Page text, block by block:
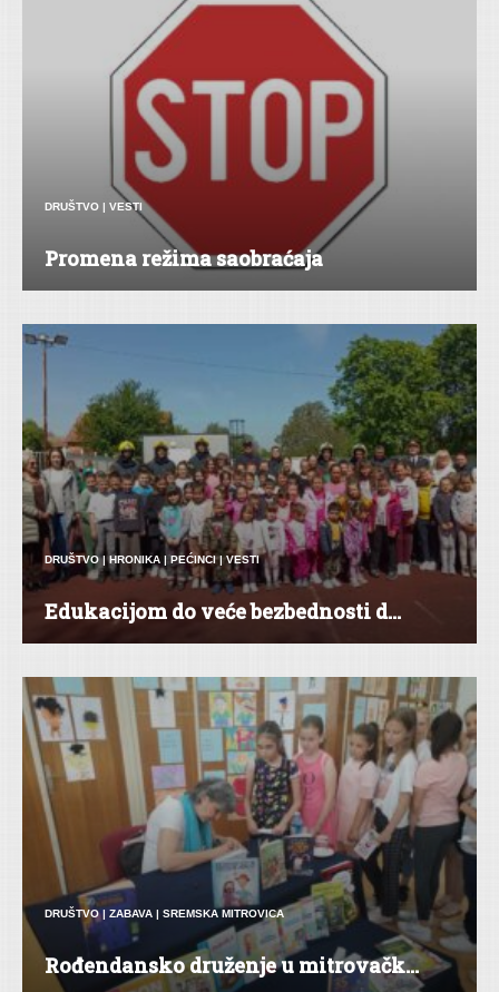
DRUŠTVO | VESTI
Promena režima saobraćaja
DRUŠTVO|HRONIKA |PEĆINCI|VESTI
Edukacijom do veće bezbednosti d...
DRUŠTVO| ZABAVA | SREMSKA MITROVICA
Rođendansko druženje u mitrovačk...